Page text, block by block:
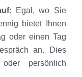
Egal, wo Sie
bietet Ihnen
oder einen Tag
an. Dies
persönlich